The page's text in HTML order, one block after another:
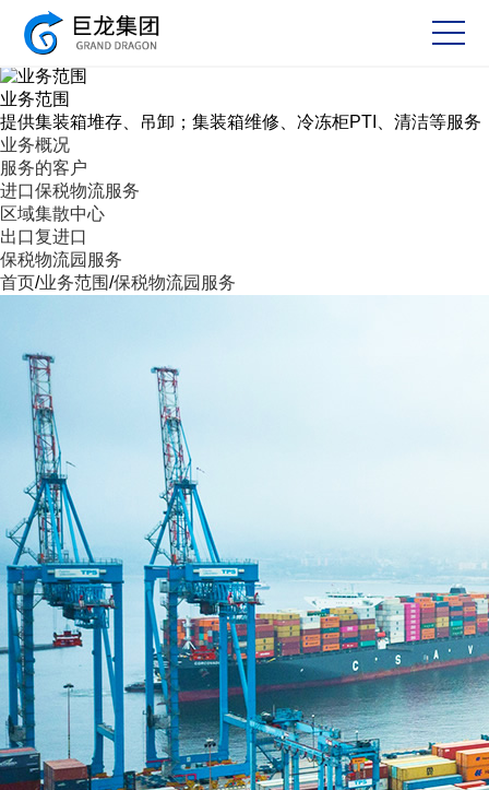
业务范围
提供集装箱堆存、吊卸；集装箱维修、冷冻柜PTI、清洁等服务
业务概况
服务的客户
进口保税物流服务
区域集散中心
出口复进口
保税物流园服务
首页/业务范围/保税物流园服务